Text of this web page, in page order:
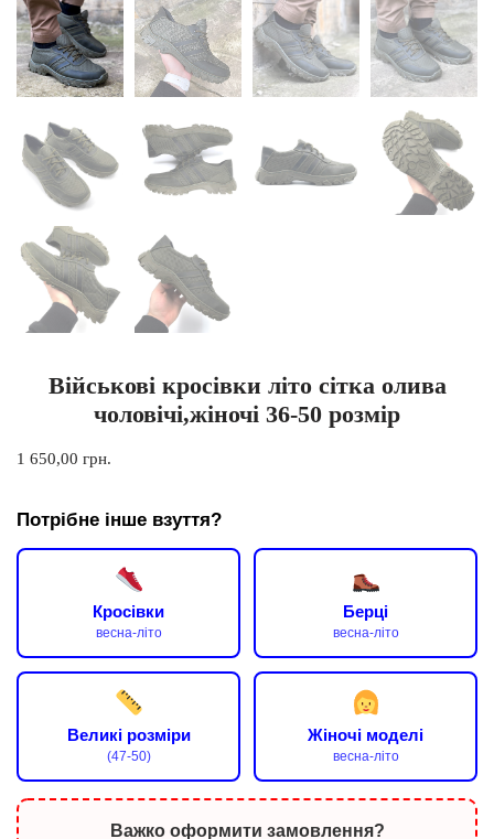
Військові кросівки літо сітка олива
чоловічі,жіночі 36-50 розмір
1 650,00 грн.
Потрібне інше взуття?
Кросівки
весна-літо
Берці
весна-літо
Великі розміри
(47-50)
Жіночі моделі
весна-літо
Важко оформити замовлення?